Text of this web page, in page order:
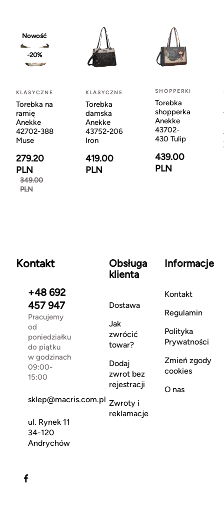
Nowość
-20%
KLASYCZNE
Torebka na
ramię
Anekke
42702-388
Muse
279.20
PLN
349.00
PLN
KLASYCZNE
Torebka
damska
Anekke
43752-206
Iron
419.00
PLN
SHOPPERKI
Torebka
shopperka
Anekke
43702-
430 Tulip
439.00
PLN
Kontakt
+48 692
457 947
Pracujemy
od
poniedziałku
do piątku
w godzinach
09:00-
15:00
sklep@macris.com.pl
ul. Rynek 11
34-120
Andrychów
Obsługa
klienta
Dostawa
Jak
zwrócić
towar?
Dodaj
zwrot bez
rejestracji
Zwroty i
reklamacje
Informacje
Kontakt
Regulamin
Polityka
Prywatności
Zmień zgody
cookies
O nas